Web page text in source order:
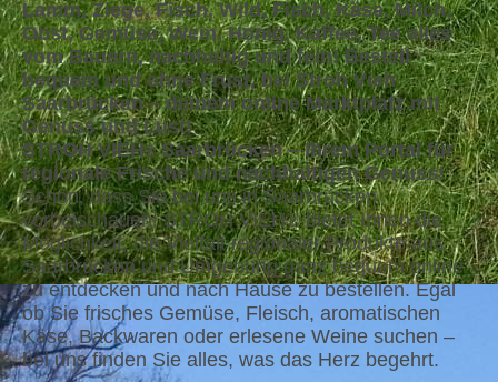
Lamm, Ziege, Fisch, Wild, Fisch, Käse, Milch,
Obst, Gemüse, Wein, Honig, Kaffee, Tee alles
vom Bauern, nachhaltig und fein! Bestell
bequem und ohne Frust, bei Stroh Vieh
Saarbrücken – deinem online Marktplatz mit
Genuss und Lust!
STROH VIEH®Saarbrücken – Ihrem Portal für
regionale Frische und nachhaltigen Genuss!
Schön, dass Sie bei uns in Saarbrücken
vorbeischauen! STROH VIEH® bietet Ihnen die
Möglichkeit, die Vielfalt regionaler Produkte aus
Saarbrücken und Umgebung ganz bequem online
zu entdecken und nach Hause zu bestellen. Egal
ob Sie frisches Gemüse, Fleisch, aromatischen
Käse, Backwaren oder erlesene Weine suchen –
bei uns finden Sie alles, was das Herz begehrt.